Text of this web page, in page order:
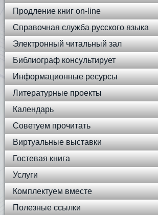
Продление книг on-line
Справочная служба русского языка
Электронный читальный зал
Библиограф консультирует
Информационные ресурсы
Литературные проекты
Календарь
Советуем прочитать
Виртуальные выставки
Гостевая книга
Услуги
Комплектуем вместе
Полезные ссылки